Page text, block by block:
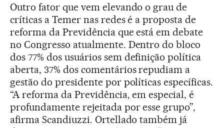
Outro fator que vem elevando o grau de
críticas a Temer nas redes é a proposta de
reforma da Previdência que está em debate
no Congresso atualmente. Dentro do bloco
dos 77% dos usuários sem definição política
aberta, 37% dos comentários repudiam a
gestão do presidente por políticas específicas.
“A reforma da Previdência, em especial, é
profundamente rejeitada por esse grupo”,
afirma Scandiuzzi. Ortellado também já